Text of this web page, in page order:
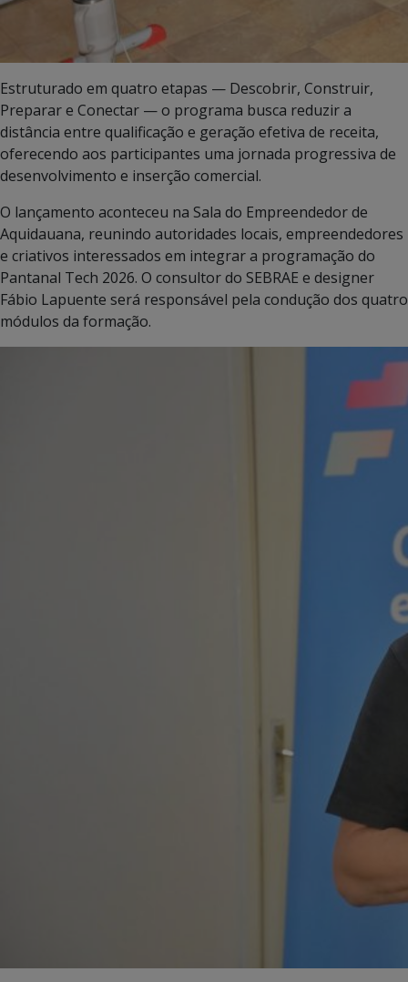
Estruturado em quatro etapas — Descobrir, Construir,
Preparar e Conectar — o programa busca reduzir a
distância entre qualificação e geração efetiva de receita,
oferecendo aos participantes uma jornada progressiva de
desenvolvimento e inserção comercial.
O lançamento aconteceu na Sala do Empreendedor de
Aquidauana, reunindo autoridades locais, empreendedores
e criativos interessados em integrar a programação do
Pantanal Tech 2026. O consultor do SEBRAE e designer
Fábio Lapuente será responsável pela condução dos quatro
módulos da formação.